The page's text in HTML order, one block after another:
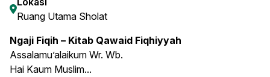
Ruang Utama Sholat
Ngaji Fiqih – Kitab Qawaid Fiqhiyyah
Assalamu’alaikum Wr. Wb.
Hai Kaum Muslim...